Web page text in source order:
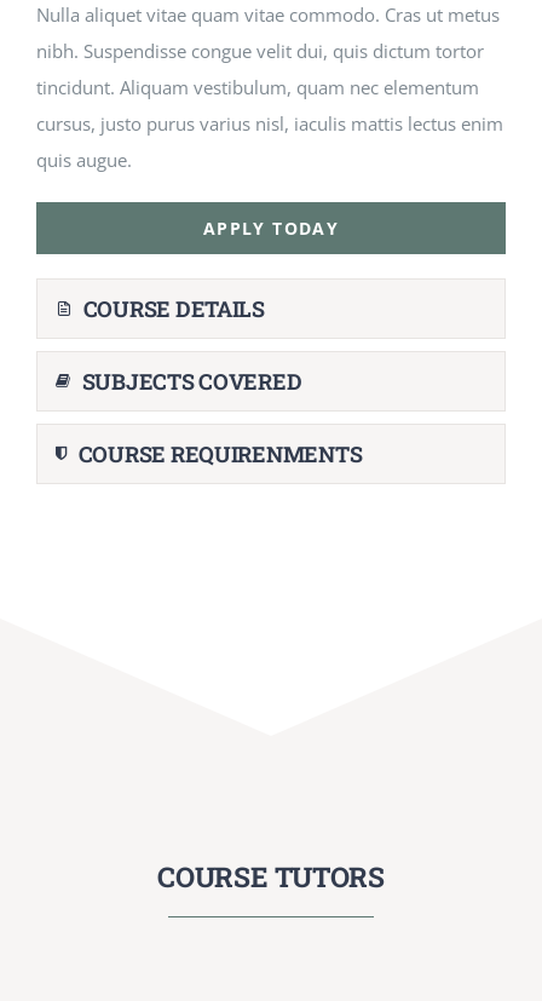
Nulla aliquet vitae quam vitae commodo. Cras ut metus
nibh. Suspendisse congue velit dui, quis dictum tortor
tincidunt. Aliquam vestibulum, quam nec elementum
cursus, justo purus varius nisl, iaculis mattis lectus enim
quis augue.
APPLY TODAY
COURSE DETAILS
SUBJECTS COVERED
COURSE REQUIRENMENTS
COURSE TUTORS